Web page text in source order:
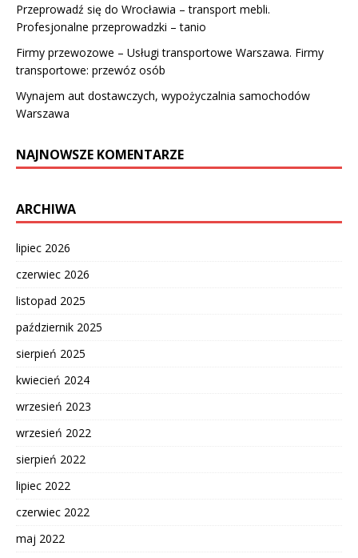
Przeprowadź się do Wrocławia – transport mebli.
Profesjonalne przeprowadzki – tanio
Firmy przewozowe – Usługi transportowe Warszawa. Firmy
transportowe: przewóz osób
Wynajem aut dostawczych, wypożyczalnia samochodów
Warszawa
NAJNOWSZE KOMENTARZE
ARCHIWA
lipiec 2026
czerwiec 2026
listopad 2025
październik 2025
sierpień 2025
kwiecień 2024
wrzesień 2023
wrzesień 2022
sierpień 2022
lipiec 2022
czerwiec 2022
maj 2022